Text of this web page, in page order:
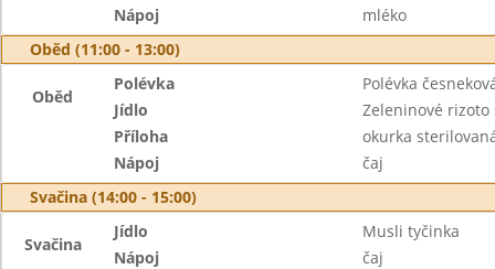
Nápoj
mléko
Oběd (11:00 - 13:00)
Oběd
Polévka
Polévka
Jídlo
Zeleninové rizoto
Příloha
okurka
Nápoj
čaj
Svačina (14:00 - 15:00)
Svačina
Jídlo
Musli tyčinka
Nápoj
čaj